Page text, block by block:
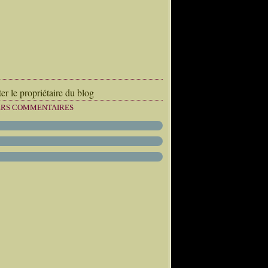
le propriétaire du blog
COMMENTAIRES